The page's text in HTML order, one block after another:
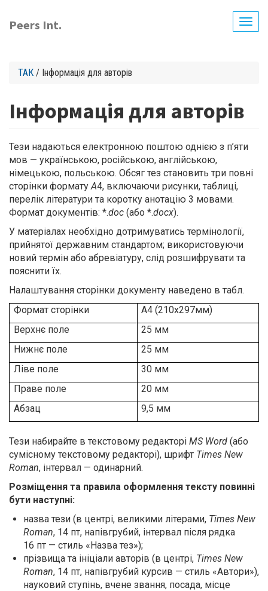
main
Peers Int.
ТАК / Інформація для авторів
Інформація для авторів
Тези надаються електронною поштою однією з п’яти
мов — українською, російською, англійською,
німецькою, польською. Обсяг тез становить три повні
сторінки форматуА4, включаючи рисунки, таблиці,
перелік літератури та коротку анотацію 3 мовами.
Формат документів: *.doc (або *.docx).
У матеріалах необхідно дотримуватись термінології,
прийнятої державним стандартом; використовуючи
новий термін або абревіатуру, слід розшифрувати та
пояснити їх.
Налаштування сторінки документу наведено в табл.
Формат сторінки
А4 (210x297мм)
Верхнє поле
25 мм
Нижнє поле
25 мм
Ліве поле
30 мм
Праве поле
20 мм
Абзац
9,5 мм
Тези набирайте в текстовому редакторі MS Word (або
сумісному текстовому редакторі), шрифт Times New
Roman, інтервал — одинарний.
Розміщення та правила оформлення тексту повинні
бути наступні:
назва тези (в центрі, великими літерами, Times New
Roman, 14 пт, напівгрубий, інтервал після рядка
16 пт — стиль «Назва тез»);
прізвища та ініціали авторів (в центрі, Times New
Roman, 14 пт, напівгрубий курсив — стиль «Автори»),
науковий ступінь, вчене звання, посада, місце